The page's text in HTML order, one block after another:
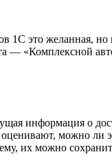
это желанная, но
— «Комплексной
информация о
можно ли
их можно